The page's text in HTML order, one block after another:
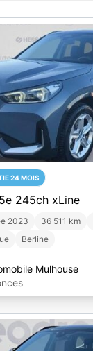
24 MOIS
245ch xLine
2023 36 511 km
Berline
Mulhouse